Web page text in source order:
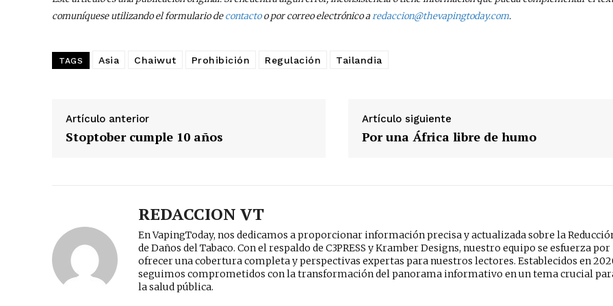
comuníquese utilizando el formulario decontactoo por correo electrónico aredaccion@thevapingtoday.com.
TAGS Asia Chaiwut Prohibición Regulación Tailandia
Artículo anterior
Stoptober cumple 10 años
Artículo siguiente
Por una África libre de humo
REDACCION VT
En VapingToday, nos dedicamos a proporcionar información precisa y actualizada sobre la
de Daños del Tabaco. Con el respaldo de C3PRESS y Kramber Designs, nuestro equipo se esfuerza por
ofrecer una cobertura completa y perspectivas expertas para nuestros lectores. Establecidos en
seguimos comprometidos con la transformación del panorama informativo en un tema crucial
la salud pública.